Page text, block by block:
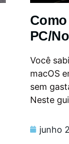
PC/
Você
macOS
sem
Neste
junho